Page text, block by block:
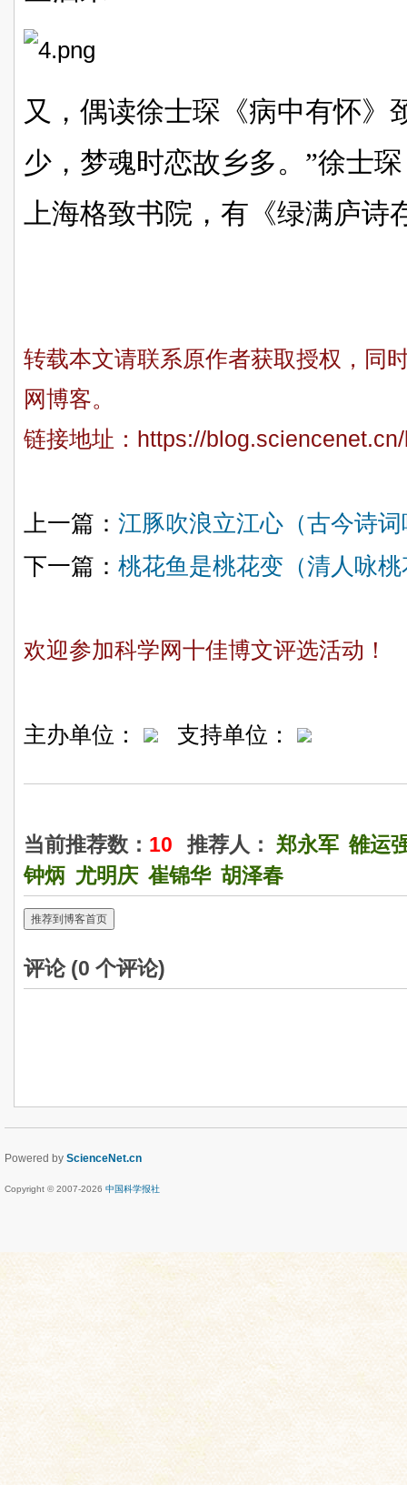
又，偶读徐士琛《病中有怀》
少，梦魂时恋故乡多。”徐士
上海格致书院，有《绿满庐诗
转载本文请联系原作者获取授权，同
网博客。
链接地址： https://
上一篇： 江豚吹浪立江心（古今诗
下一篇： 桃花鱼是桃花变（清人咏
欢迎参加科学网十佳博文评选活动！
主办单位： 支持单位：
当前推荐数： 10 推荐人： 郑永军 雒运
钟炳 尤明庆 崔锦华 胡泽春
推荐到博客首页
评论 (0 个评论)
Powered by ScienceNet.cn
Copyright © 2007-2026 中国科学报社